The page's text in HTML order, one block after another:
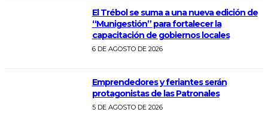
El Trébol se suma a una nueva edición de
“Munigestión” para fortalecer la
capacitación de gobiernos locales
6 DE AGOSTO DE 2026
Emprendedores y feriantes serán
protagonistas de las Patronales
5 DE AGOSTO DE 2026